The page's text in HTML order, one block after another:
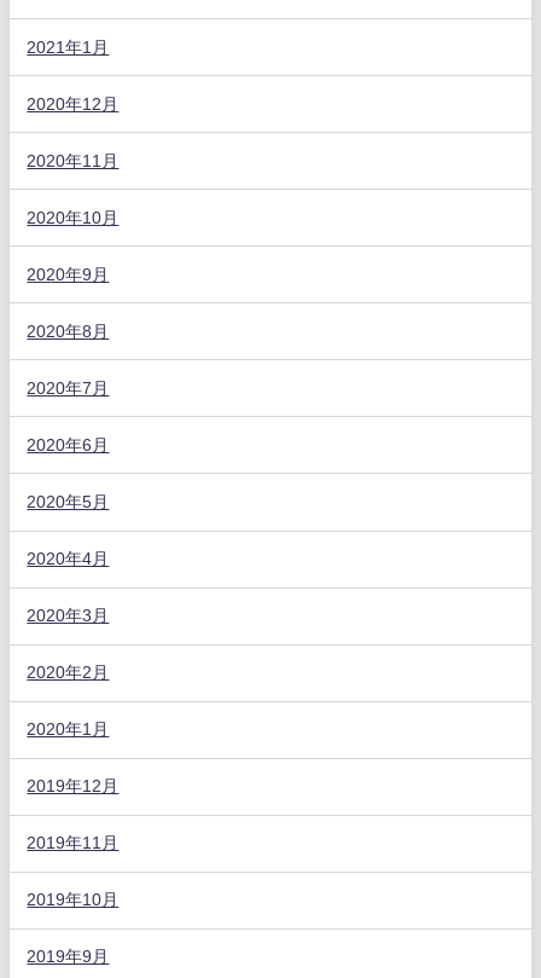
2021年1月
2020年12月
2020年11月
2020年10月
2020年9月
2020年8月
2020年7月
2020年6月
2020年5月
2020年4月
2020年3月
2020年2月
2020年1月
2019年12月
2019年11月
2019年10月
2019年9月